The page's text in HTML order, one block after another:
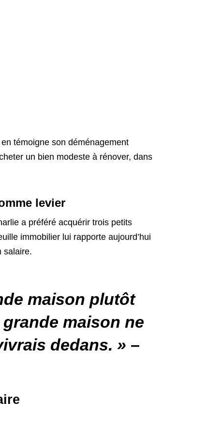
témoigne son déménagement
un bien modeste à rénover, dans
levier
a préféré acquérir trois petits
immobilier lui rapporte aujourd’hui
salaire.
maison plutôt
maison ne
dedans. » –